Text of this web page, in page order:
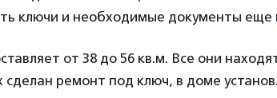
ключи и необходимые документы еще
от 38 до 56 кв.м. Все они
сделан ремонт под ключ, в доме